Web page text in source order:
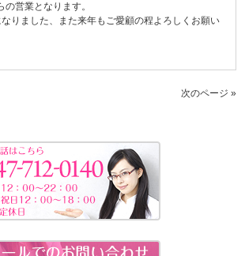
営業となります。
りました、また来年もご愛顧の程よろしくお願い
次のページ »